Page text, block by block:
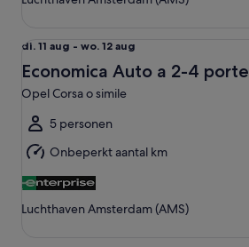
di.
11
aug
tot
wo.
12
aug
di. 11 aug - wo. 12 aug
Economica Auto a 2-4 porte
Opel Corsa o simile
5 personen
Onbeperkt aantal km
Luchthaven Amsterdam (AMS)